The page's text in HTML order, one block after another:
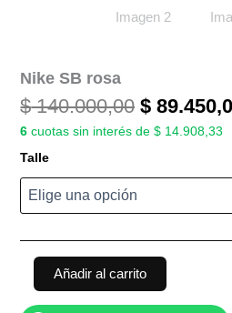
Nike SB rosa
$140.000,00
$
$
6 cuotas sin interés de $ 14.908,33
Talle
Añadir al carrito